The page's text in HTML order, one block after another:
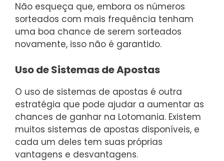
Não esqueça que, embora os números
sorteados com mais frequência tenham
uma boa chance de serem sorteados
novamente, isso não é garantido.
Uso de Sistemas de Apostas
O uso de sistemas de apostas é outra
estratégia que pode ajudar a aumentar as
chances de ganhar na Lotomania. Existem
muitos sistemas de apostas disponíveis, e
cada um deles tem suas próprias
vantagens e desvantagens.